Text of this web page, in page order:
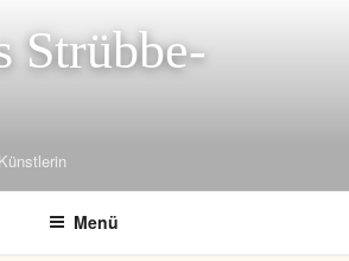
Strübbe-
Menü